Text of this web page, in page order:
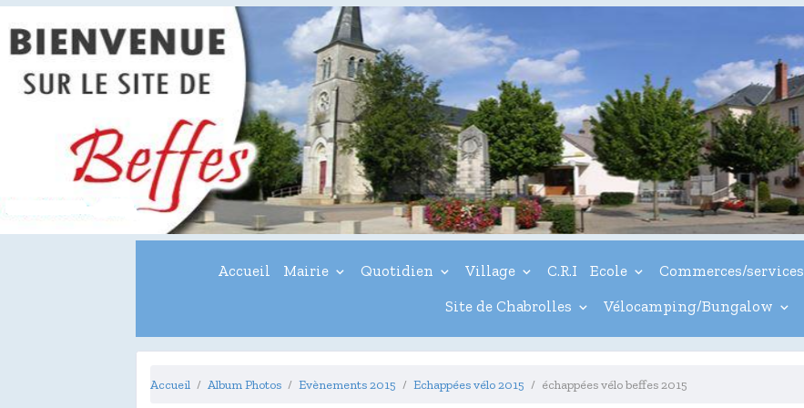
Accueil Mairie Quotidien Village C.R.I Ecole Commerces/services
Site de Chabrolles
Vélocamping/Bungalow
Accueil Album Photos Evènements 2015 Echappées vélo 2015 échappées vélo beffes 2015